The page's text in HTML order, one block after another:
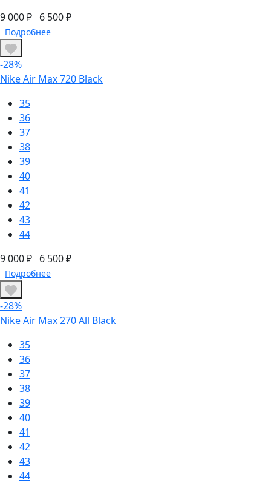
9 000 ₽ 6 500 ₽
Подробнее
-28%
Nike Air Max 720 Black
35
36
37
38
39
40
41
42
43
44
9 000 ₽ 6 500 ₽
Подробнее
-28%
Nike Air Max 270 All Black
35
36
37
38
39
40
41
42
43
44